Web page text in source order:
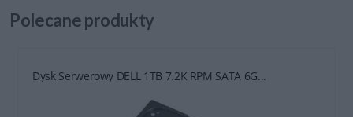
Polecaneprodukty
Dysk Serwerowy DELL 1TB 7.2K RPM SATA 6G...